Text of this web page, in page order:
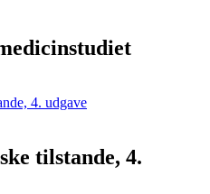
tilstande, 4.